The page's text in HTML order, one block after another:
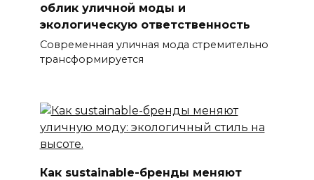
облик уличной моды и
экологическую ответственность
Современная уличная мода стремительно
трансформируется
Как sustainable-бренды меняют